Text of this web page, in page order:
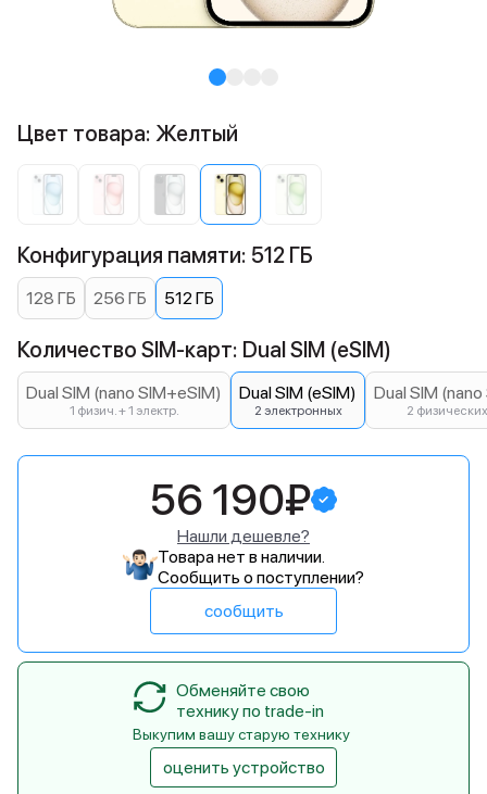
Цвет товара: Желтый
Конфигурация памяти: 512 ГБ
128 ГБ 256 ГБ 512 ГБ
Количество SIM-карт: Dual SIM (eSIM)
Dual SIM (nano SIM+eSIM)
1 физич. + 1 электр.
Dual SIM (eSIM)
2 электронных
Dual SIM
2 физических
56 190₽
Нашли дешевле?
Товара нет в наличии.
Сообщить о поступлении?
сообщить
Обменяйте свою
технику по trade-in
Выкупим вашу старую технику
оценить устройство